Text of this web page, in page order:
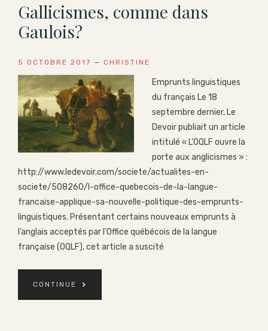
Gallicismes, comme dans
Gaulois?
5 OCTOBRE 2017 — CHRISTINE
Emprunts linguistiques
du français Le 18
septembre dernier, Le
Devoir publiait un article
intitulé « L’OQLF ouvre la
porte aux anglicismes » :
http://www.ledevoir.com/societe/actualites-en-
societe/508260/l-office-quebecois-de-la-langue-
francaise-applique-sa-nouvelle-politique-des-emprunts-
linguistiques. Présentant certains nouveaux emprunts à
l’anglais acceptés par l’Office québécois de la langue
française (OQLF), cet article a suscité
CONTINUE